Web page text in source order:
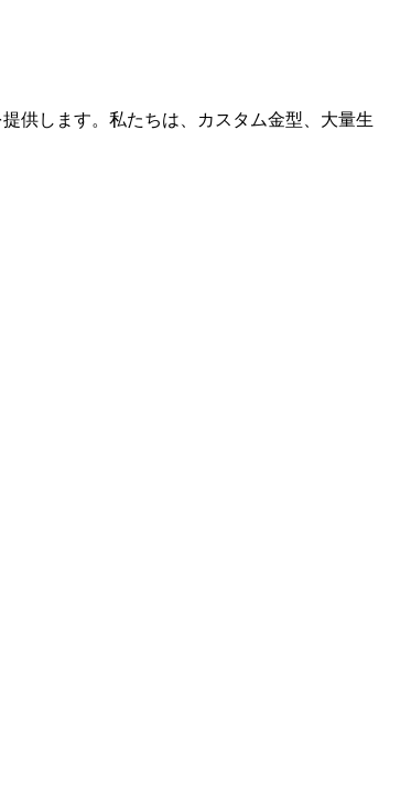
供します。私たちは、カスタム金型、大量生